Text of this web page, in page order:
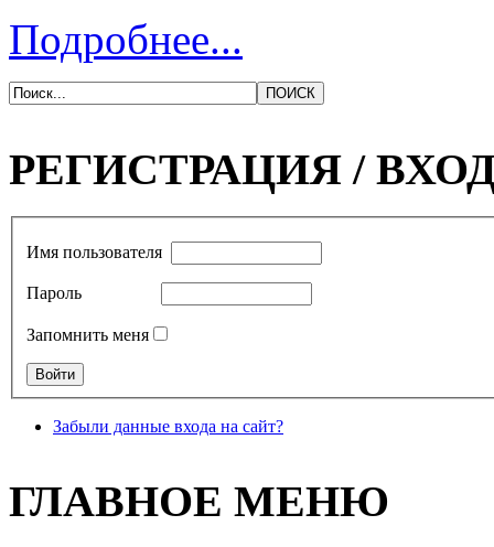
Подробнее...
РЕГИСТРАЦИЯ /
Имя пользователя
Пароль
Запомнить меня
Забыли данные входа на сайт?
ГЛАВНОЕ МЕНЮ